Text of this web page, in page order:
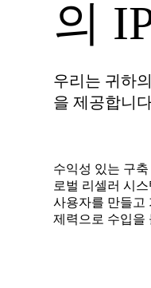
의
우리는 귀하
을 제공합니
수익성 있는 구축
로벌 리셀러 시스
사용자를 만들고
제력으로 수입을